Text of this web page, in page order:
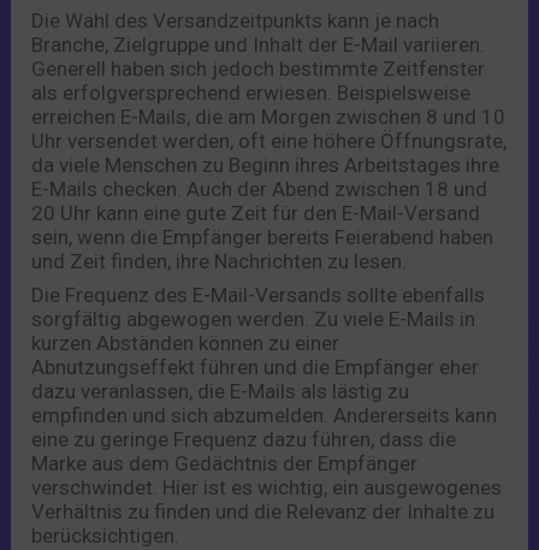
Die Wahl des Versandzeitpunkts kann je nach
Branche, Zielgruppe und Inhalt der E-Mail variieren.
Generell haben sich jedoch bestimmte Zeitfenster
als erfolgversprechend erwiesen. Beispielsweise
erreichen E-Mails, die am Morgen zwischen 8 und 10
Uhr versendet werden, oft eine höhere Öffnungsrate,
da viele Menschen zu Beginn ihres Arbeitstages ihre
E-Mails checken. Auch der Abend zwischen 18 und
20 Uhr kann eine gute Zeit für den E-Mail-Versand
sein, wenn die Empfänger bereits Feierabend haben
und Zeit finden, ihre Nachrichten zu lesen.
Die Frequenz des E-Mail-Versands sollte ebenfalls
sorgfältig abgewogen werden. Zu viele E-Mails in
kurzen Abständen können zu einer
Abnutzungseffekt führen und die Empfänger eher
dazu veranlassen, die E-Mails als lästig zu
empfinden und sich abzumelden. Andererseits kann
eine zu geringe Frequenz dazu führen, dass die
Marke aus dem Gedächtnis der Empfänger
verschwindet. Hier ist es wichtig, ein ausgewogenes
Verhältnis zu finden und die Relevanz der Inhalte zu
berücksichtigen.